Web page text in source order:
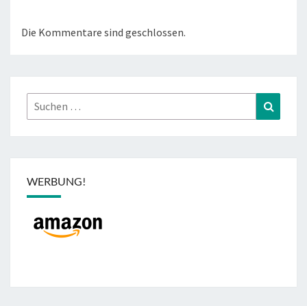
Die Kommentare sind geschlossen.
Suchen
nach:
WERBUNG!